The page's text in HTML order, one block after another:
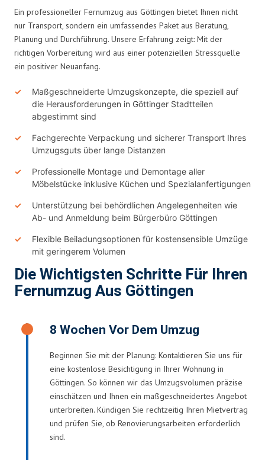
Ein professioneller Fernumzug aus Göttingen bietet Ihnen nicht
nur Transport, sondern ein umfassendes Paket aus Beratung,
Planung und Durchführung. Unsere Erfahrung zeigt: Mit der
richtigen Vorbereitung wird aus einer potenziellen Stressquelle
ein positiver Neuanfang.
Maßgeschneiderte Umzugskonzepte, die speziell auf
die Herausforderungen in Göttinger Stadtteilen
abgestimmt sind
Fachgerechte Verpackung und sicherer Transport Ihres
Umzugsguts über lange Distanzen
Professionelle Montage und Demontage aller
Möbelstücke inklusive Küchen und Spezialanfertigungen
Unterstützung bei behördlichen Angelegenheiten wie
Ab- und Anmeldung beim Bürgerbüro Göttingen
Flexible Beiladungsoptionen für kostensensible Umzüge
mit geringerem Volumen
Die Wichtigsten Schritte Für Ihren
Fernumzug Aus Göttingen
8 Wochen Vor Dem Umzug
Beginnen Sie mit der Planung: Kontaktieren Sie uns für
eine kostenlose Besichtigung in Ihrer Wohnung in
Göttingen. So können wir das Umzugsvolumen präzise
einschätzen und Ihnen ein maßgeschneidertes Angebot
unterbreiten. Kündigen Sie rechtzeitig Ihren Mietvertrag
und prüfen Sie, ob Renovierungsarbeiten erforderlich
sind.